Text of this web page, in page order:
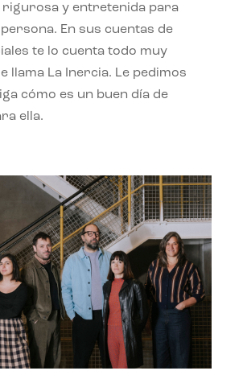
rigurosa y entretenida para
En sus cuentas de
te lo cuenta todo muy
llama La Inercia. Le pedimos
cómo es un buen día de
ella.